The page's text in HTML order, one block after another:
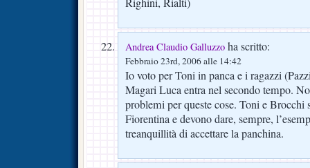
Andrea Claudio Galluzzo ha scritto:
Febbraio 23rd, 2006 alle 14:42
Io voto per Toni in panca e i ragazzi
Magari Luca entra nel secondo tempo.
problemi per queste cose. Toni e
Fiorentina e devono dare, sempre,
treanquillità di accettare la panchina.